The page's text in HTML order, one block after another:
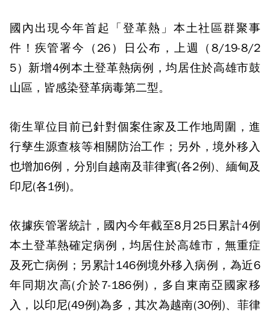
國內出現今年首起「登革熱」本土社區群聚事
件！疾管署今（26）日公布，上週（8/19-8/2
5）新增4例本土登革熱病例，均居住於高雄市鼓
山區，皆感染登革病毒第二型。
衛生單位目前已針對個案住家及工作地周圍，進
行孳生源查核等相關防治工作；另外，境外移入
也增加6例，分別自越南及菲律賓(各2例)、緬甸及
印尼(各1例)。
依據疾管署統計，國內今年截至8月25日累計4例
本土登革熱確定病例，均居住於高雄市，無重症
及死亡病例；另累計146例境外移入病例，為近6
年同期次高(介於7-186例)，多自東南亞國家移
入，以印尼(49例)為多，其次為越南(30例)、菲律